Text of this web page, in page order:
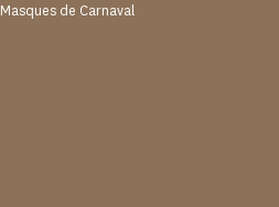
Masques de Carnaval